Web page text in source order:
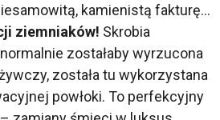
kamienistą fakturę…
ziemniaków! Skrobia
zostałaby wyrzucona
została tu wykorzystana
powłoki. To perfekcyjny